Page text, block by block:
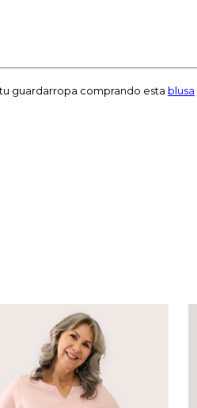
guardarropa comprando esta blusa